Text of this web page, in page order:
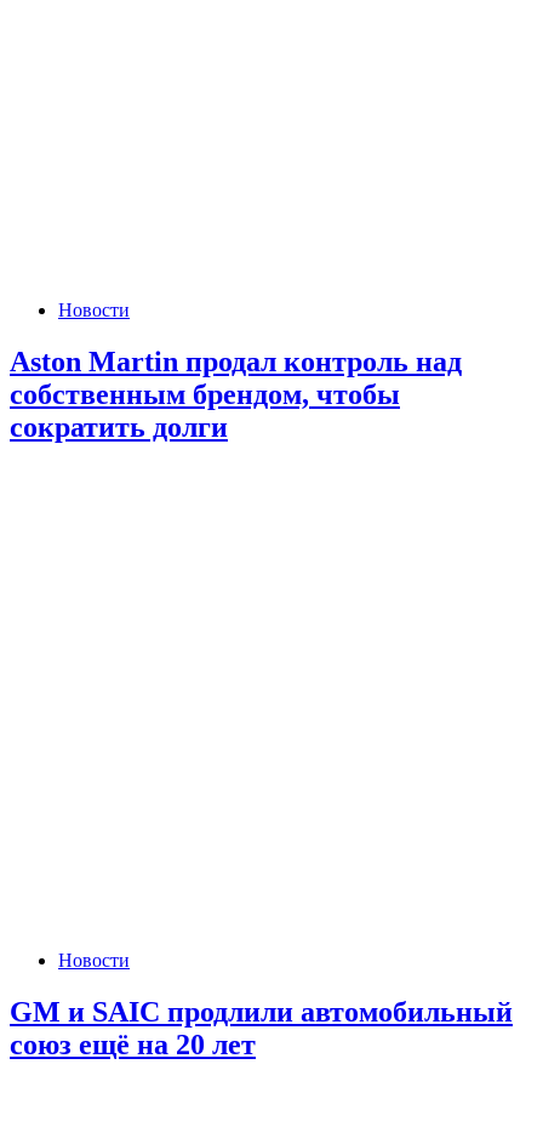
Новости
Aston Martin продал контроль над
собственным брендом, чтобы
сократить долги
Новости
GM и SAIC продлили автомобильный
союз ещё на 20 лет